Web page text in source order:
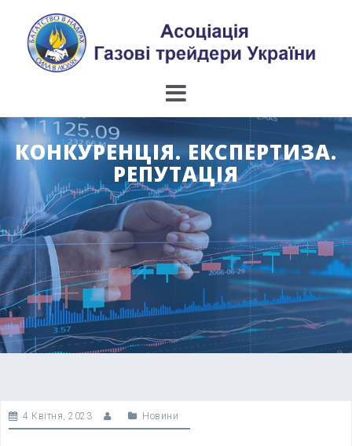
content
КОНКУРЕНЦІЯ. ЕКСПЕРТИЗА.
РЕПУТАЦІЯ
4 Квітня, 2023 Новини